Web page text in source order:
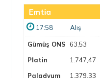
Emtia
17:58 Alış
Gümüş ONS 63,53
Platin
1.747,47
Paladyum
1.379,33